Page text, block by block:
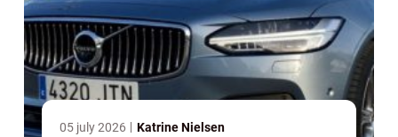
05 july 2026 Katrine Nielsen